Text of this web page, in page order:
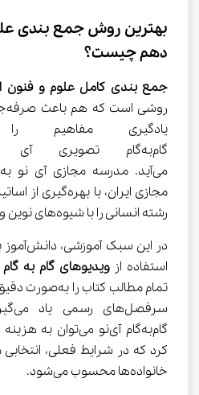
بهترین روش
دهم چیست؟
جمع بندی کامل علوم و فنون
یادگیری
مجازی ایران، با
رشته انسانی را با شیوه‌های نوین و به‌روز ارائه می‌دهد.
استفاده از ویدیوهای گام به
خانواده‌ها محسوب می‌شود.